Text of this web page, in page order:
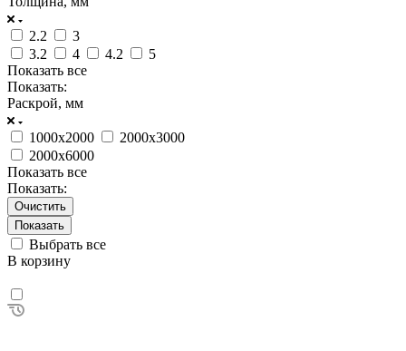
2.2
3
3.2
4 4.2
5
Показать все
Показать:
Раскрой, мм
1000х2000
2000х3000
2000х6000
Показать все
Показать:
Очистить
Выбрать все
В корзину